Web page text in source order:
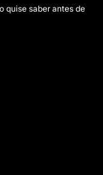
quise saber antes de